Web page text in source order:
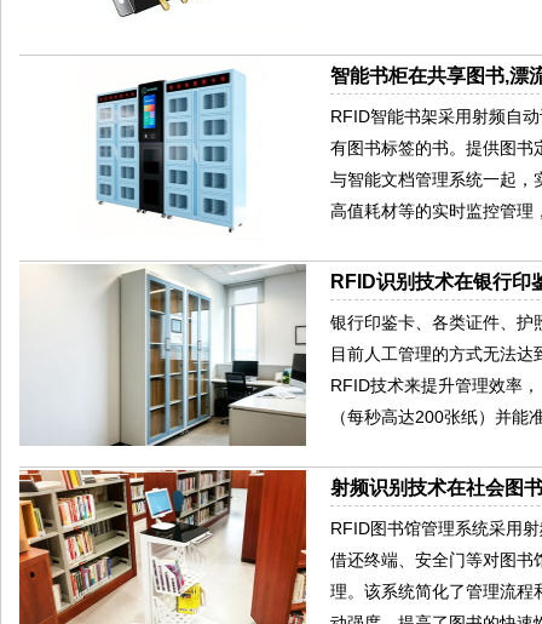
智能书柜在共享图书,漂
RFID智能书架采用射频自
有图书标签的书。提供图书
与智能文档管理系统一起，
高值耗材等的实时监控管理
RFID识别技术在银行印
银行印鉴卡、各类证件、护
目前人工管理的方式无法
RFID技术来提升管理效率
（每秒高达200张纸）并能
射频识别技术在社会图
RFID图书馆管理系统采用
借还终端、安全门等对图书
理。该系统简化了管理流程